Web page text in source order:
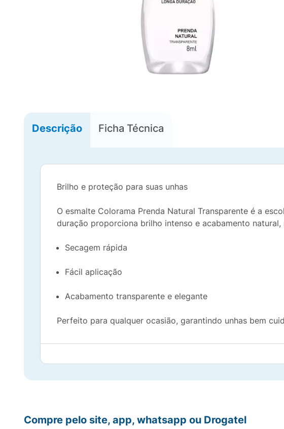
Descrição Ficha Técnica
Brilho e proteção para suas unhas
O esmalte Colorama Prenda Natural Transparente é a
duração proporciona brilho intenso e acabamento
Secagem rápida
Fácil aplicação
Acabamento transparente e elegante
Perfeito para qualquer ocasião, garantindo unhas bem
Compre pelo site, app, whatsapp ou Drogatel